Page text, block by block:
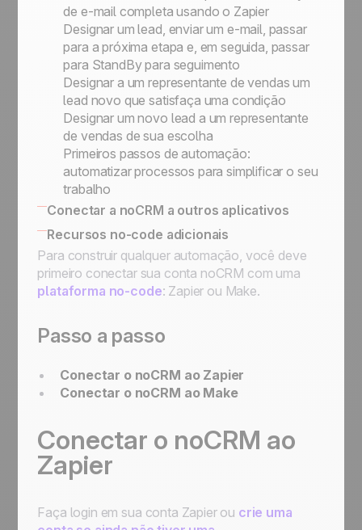
de e-mail completa usando o Zapier
Designar um lead, enviar um e-mail, passar
para a próxima etapa e, em seguida, passar
para StandBy para seguimento
Designar a um representante de vendas um
lead novo que satisfaça uma condição
Designar um novo lead a um representante
de vendas de sua escolha
Primeiros passos de automação:
automatizar processos para simplificar o seu
trabalho
Conectar a noCRM a outros aplicativos
Connect Information System
Conectar a noCRM a outros aplicativos
Recursos no-code adicionais
Para construir qualquer automação, você deve
primeiro conectar sua conta noCRM com uma
plataforma no-code: Zapier ou Make.
Passo a passo
Conectar o noCRM ao Zapier
Conectar o noCRM ao Make
Conectar o noCRM ao
Zapier
Faça login em sua conta Zapier ou crie uma